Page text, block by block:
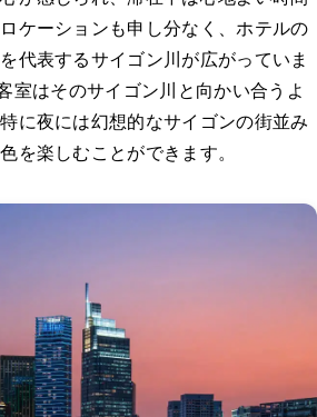
ケーションも申し分なく、ホテルの
代表するサイゴン川が広がっていま
はそのサイゴン川と向かい合うよ
に夜には幻想的なサイゴンの街並み
を楽しむことができます。